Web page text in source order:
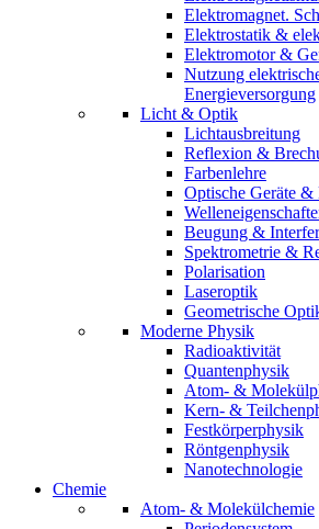
Elektromagnet.
Elektrostatik &
Elektromotor &
Nutzung
Energieversorgung
Licht & Optik
Lichtausbreitung
Reflexion &
Farbenlehre
Optische Geräte &
Beugung &
Spektrometrie &
Polarisation
Laseroptik
Geometrische
Moderne Physik
Radioaktivität
Quantenphysik
Atom- &
Kern- &
Festkörperphysik
Röntgenphysik
Nanotechnologie
Chemie
Atom- & Molekülchemie